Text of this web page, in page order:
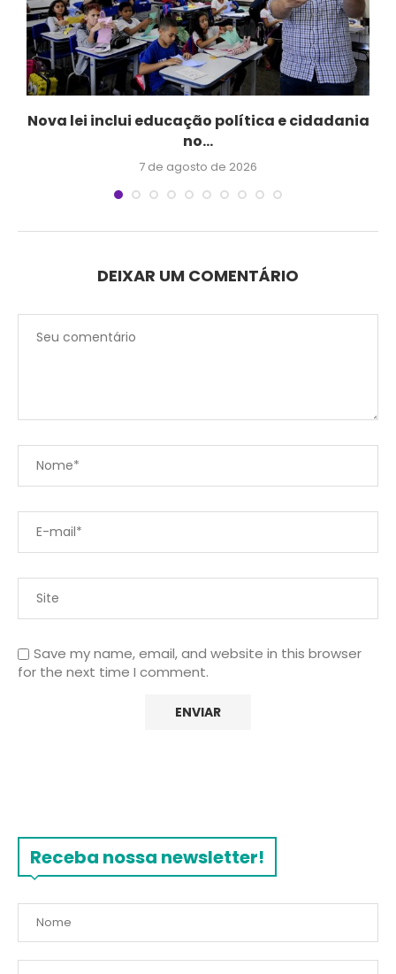
Nova lei inclui educação política e cidadania
no...
7 de agosto de 2026
DEIXAR UM COMENTÁRIO
Save my name, email, and website in this browser
for the next time I comment.
Receba nossa newsletter!